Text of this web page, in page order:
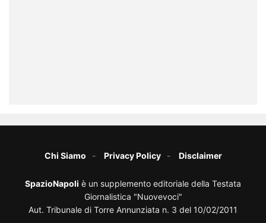
Chi Siamo Privacy Policy Disclaimer
SpazioNapoli è un supplemento editoriale della Testata
Giornalistica "Nuovevoci"
Aut. Tribunale di Torre Annunziata n. 3 del 10/02/2011